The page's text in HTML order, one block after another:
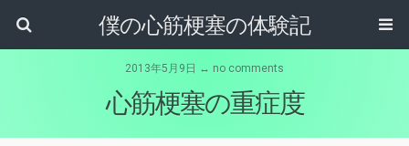
僕の心筋梗塞の体験記
2013年5月9日 ↔ no comments
心筋梗塞の重症度